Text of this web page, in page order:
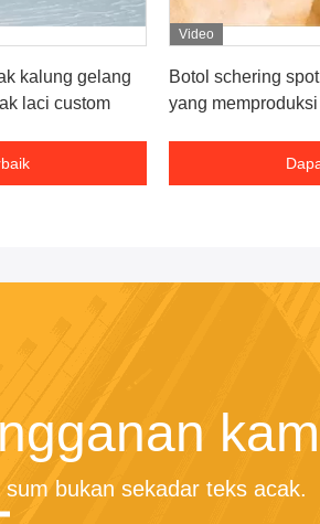
kalung gelang
laci custom
Video
Botol schering
yang
sum bukan sekadar teks acak.